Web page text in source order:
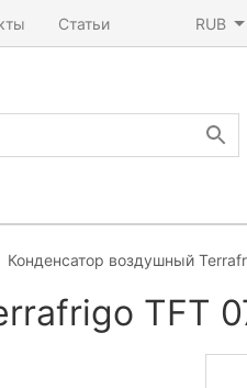
Статьи RUB
Конденсатор воздушный
TFT